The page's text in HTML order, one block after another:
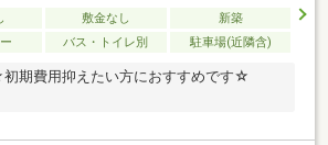
敷金なし
新築
バス・トイレ別 駐車場(近隣含)
期費用抑えたい方におすすめです☆